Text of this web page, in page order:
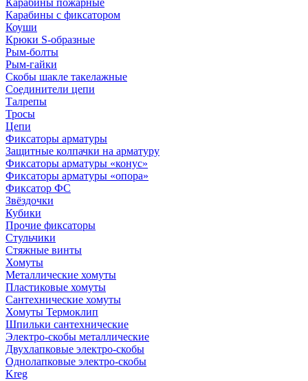
Карабины пожарные
Карабины с фиксатором
Коуши
Крюки S-образные
Рым-болты
Рым-гайки
Скобы шакле такелажные
Соединители цепи
Талрепы
Тросы
Цепи
Фиксаторы арматуры
Защитные колпачки на арматуру
Фиксаторы арматуры «конус»
Фиксаторы арматуры «опора»
Фиксатор ФС
Звёздочки
Кубики
Прочие фиксаторы
Стульчики
Стяжные винты
Хомуты
Металлические хомуты
Пластиковые хомуты
Сантехнические хомуты
Хомуты Термоклип
Шпильки сантехнические
Электро-скобы металлические
Двухлапковые электро-скобы
Однолапковые электро-скобы
Kreg